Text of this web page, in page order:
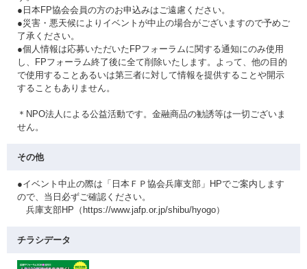
●日本FP協会会員の方のお申込みはご遠慮ください。
●災害・悪天候によりイベントが中止の場合がございますので予めご
了承ください。
●個人情報は応募いただいたFPフォーラムに関する通知にのみ使用
し、FPフォーラム終了後に全て削除いたします。よって、他の目的
で使用することあるいは第三者に対して情報を提供することや開示
することもありません。
＊NPO法人による公益活動です。金融商品の勧誘等は一切ございま
せん。
その他
●イベント中止の際は「日本ＦＰ協会兵庫支部」HPでご案内します
ので、当日必ずご確認ください。
兵庫支部HP（https://www.jafp.or.jp/shibu/hyogo）
チラシデータ